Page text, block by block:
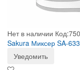
Нет в наличии
Sakura Миксер SA-
Уведомить